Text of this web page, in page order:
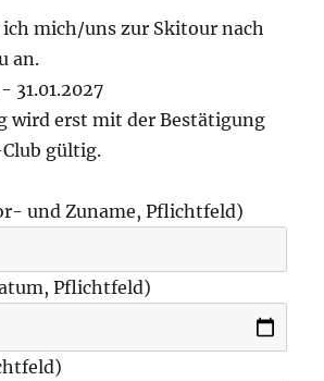
mich/uns zur Skitour nach
an.
31.01.2027
wird erst mit der Bestätigung
gültig.
und Zuname, Pflichtfeld)
Pflichtfeld)